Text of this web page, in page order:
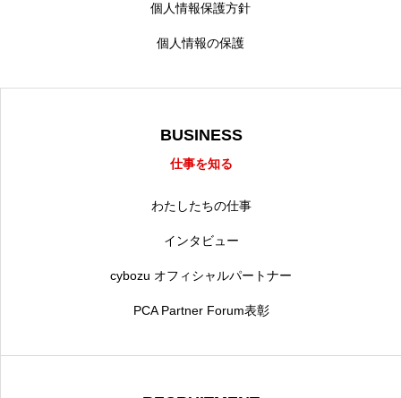
個人情報保護方針
個人情報の保護
BUSINESS
仕事を知る
わたしたちの仕事
インタビュー
cybozu オフィシャルパートナー
PCA Partner Forum表彰